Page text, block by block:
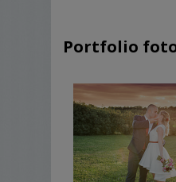
Dobrym pomysłem
ślubem i zrobienie
to istotne gdyż
Państwo mogą
stylem mojej pracy.
Jak wygląda moja
Portfolio